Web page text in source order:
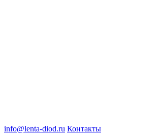
info@lenta-diod.ru Контакты